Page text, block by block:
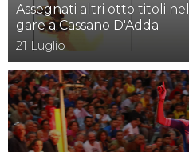
Assegnati altri otto titoli
gare a Cassano D'Adda
21 Luglio